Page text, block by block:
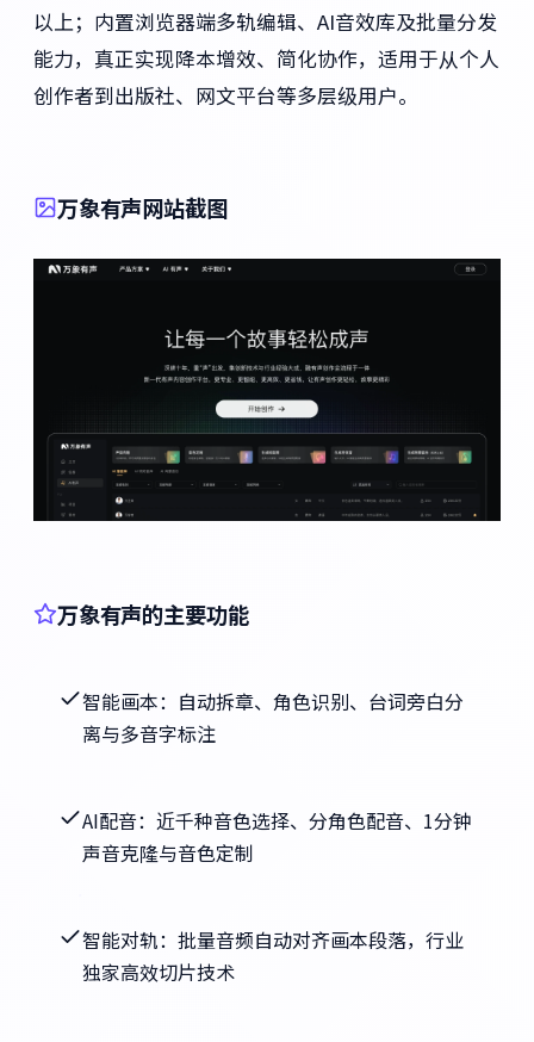
以上；内置浏览器端多轨编辑、AI音效库及批量分发
能力，真正实现降本增效、简化协作，适用于从个人
创作者到出版社、网文平台等多层级用户。
万象有声网站截图
万象有声的主要功能
智能画本：自动拆章、角色识别、台词旁白分
离与多音字标注
AI配音：近千种音色选择、分角色配音、1分钟
声音克隆与音色定制
智能对轨：批量音频自动对齐画本段落，行业
独家高效切片技术